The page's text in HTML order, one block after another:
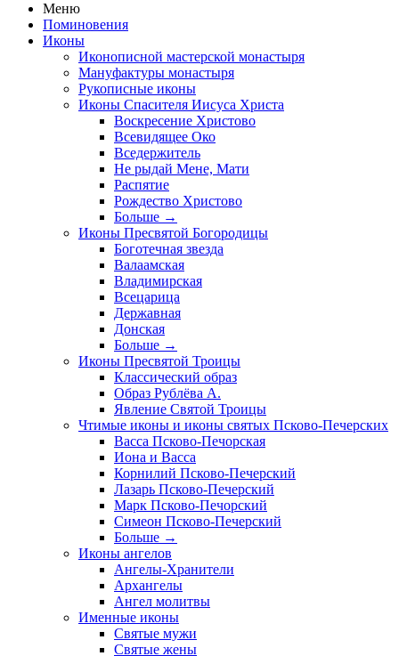
Меню
Поминовения
Иконы
Иконописной мастерской монастыря
Мануфактуры монастыря
Рукописные иконы
Иконы Спасителя Иисуса Христа
Воскресение Христово
Всевидящее Око
Вседержитель
Не рыдай Мене, Мати
Распятие
Рождество Христово
Больше →
Иконы Пресвятой Богородицы
Боготечная звезда
Валаамская
Владимирская
Всецарица
Державная
Донская
Больше →
Иконы Пресвятой Троицы
Классический образ
Образ Рублёва А.
Явление Святой Троицы
Чтимые иконы и иконы святых Псково-Печерских
Васса Псково-Печорская
Иона и Васса
Корнилий Псково-Печерский
Лазарь Псково-Печерский
Марк Псково-Печорский
Симеон Псково-Печерский
Больше →
Иконы ангелов
Ангелы-Хранители
Архангелы
Ангел молитвы
Именные иконы
Святые мужи
Святые жены